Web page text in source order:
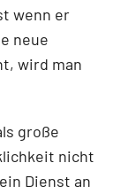
wenn er
neue
wird man
große
nicht
Dienst an